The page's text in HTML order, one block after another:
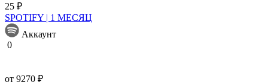
25 ₽
SPOTIFY | 1 МЕСЯЦ
Аккаунт
0
от 9270 ₽